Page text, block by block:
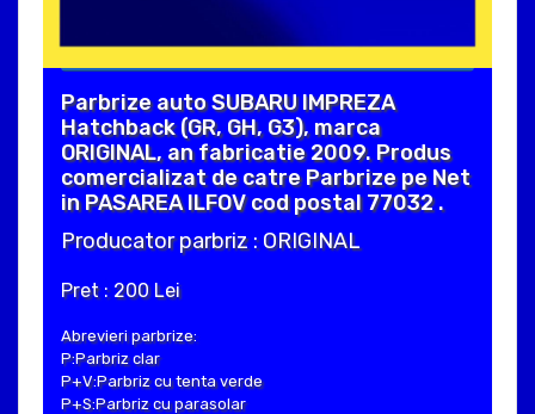
Parbrize auto SUBARU IMPREZA
Hatchback (GR, GH, G3), marca
ORIGINAL, an fabricatie 2009. Produs
comercializat de catre Parbrize pe Net
in PASAREA ILFOV cod postal 77032 .
Producator parbriz : ORIGINAL
Pret : 200 Lei
Abrevieri parbrize:
P:Parbriz clar
P+V:Parbriz cu tenta verde
P+S:Parbriz cu parasolar